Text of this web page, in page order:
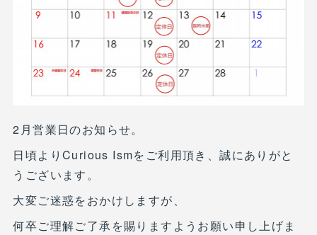
2月営業日のお知らせ。
日頃よりCurious Ismをご利用頂き、誠にありがと
うございます。
大変ご迷惑をおかけしますが、
何卒ご理解ご了承を賜りますようお願い申し上げま